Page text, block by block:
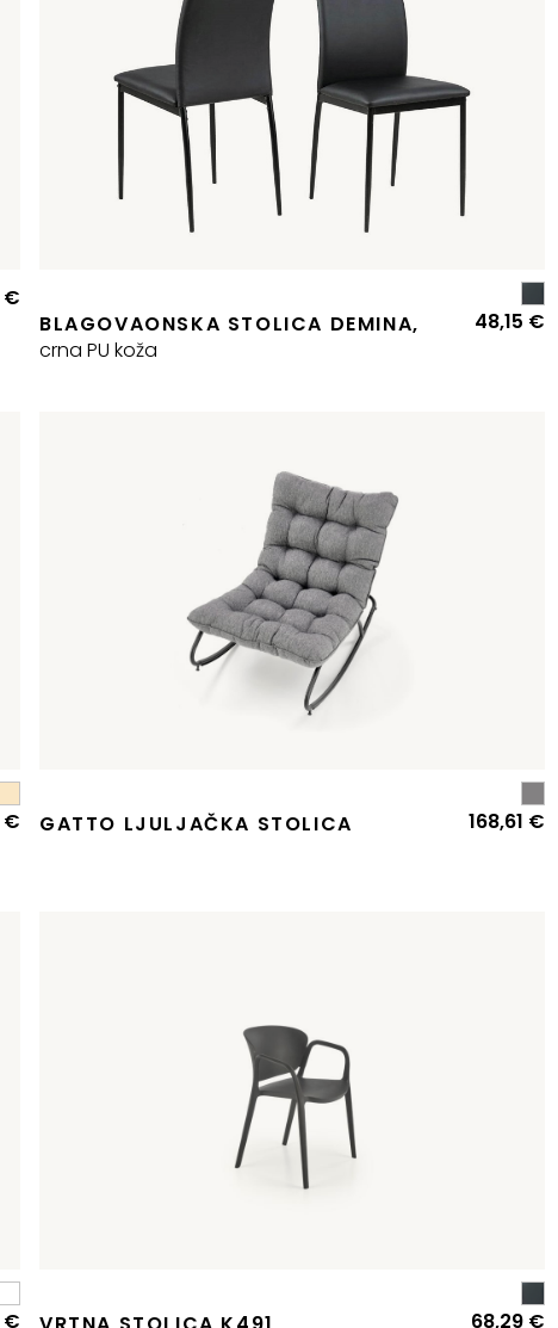
€
BLAGOVAONSKA STOLICA DEMINA,
crna PU koža
48,15 €
€ GATTO LJULJAČKA STOLICA 168,61 €
€ 68,29 €